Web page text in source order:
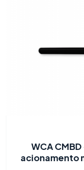
WCA
acionamento